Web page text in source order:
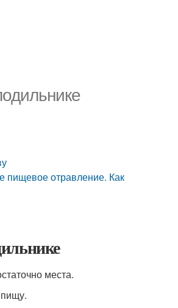
пищевое отравление. Как
места.